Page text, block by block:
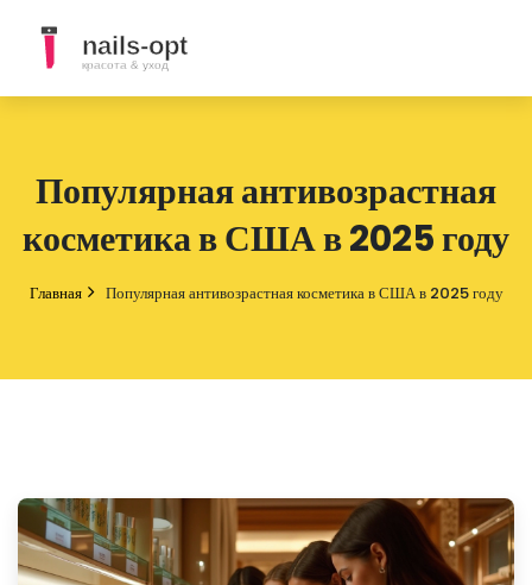
Популярная антивозрастная
косметика в США в 2025 году
Главная Популярная антивозрастная косметика в США в 2025 году